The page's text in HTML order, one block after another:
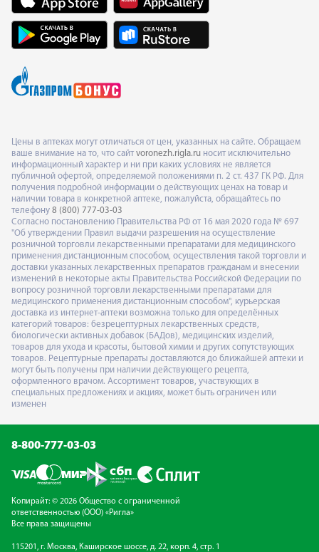
Цены в аптеках могут отличаться от цен, указанных на сайте. Обращаем
ваше внимание на то, что сайт voronezh.rigla.ru носит исключительно
информационный характер и ни при каких условиях не является
публичной офертой, определяемой положениями п. 2 ст. 437 ГК РФ. Для
получения подробной информации о действующих ценах на товар и
наличии товара в конкретной аптеке, пожалуйста, обращайтесь по
телефону 8 (800) 777-03-03
Согласно постановлению Правительства РФ от 16 мая 2020 года № 697
"Об утверждении Правил выдачи разрешения на осуществление
розничной торговли лекарственными препаратами для медицинского
применения дистанционным способом, осуществления такой торговли и
доставки указанных лекарственных препаратов гражданам и внесении
изменений в некоторые акты Правительства Российской Федерации по
вопросу розничной торговли лекарственными препаратами для
медицинского применения дистанционным способом", курьерская
доставка из интернет-аптеки возможна только для определённых
категорий товаров: безрецептурных лекарственных средств,
биологически активных добавок (БАДов), медицинских изделий,
товаров для ухода и красоты, бытовой химии и других сопутствующих
товаров. Рецептурные препараты доставляются до ближайшей аптеки и
могут быть получены при наличии действующего рецепта,
оформленного врачом. Ассортимент товаров, участвующих в
специальных предложениях и акциях, может быть ограничен или
изменен
8-800-777-03-03
Копирайт: © 2026 Общество с ограниченной
ответственностью (ООО) «Ригла»
Все права защищены
115201, г. Москва, Каширское шоссе, д. 22, корп. 4, стр. 1